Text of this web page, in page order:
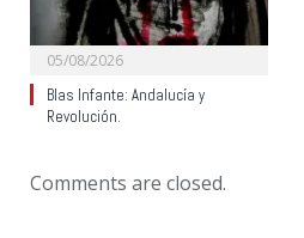
05/08/2026
Blas Infante: Andalucía y
Revolución.
Comments are closed.